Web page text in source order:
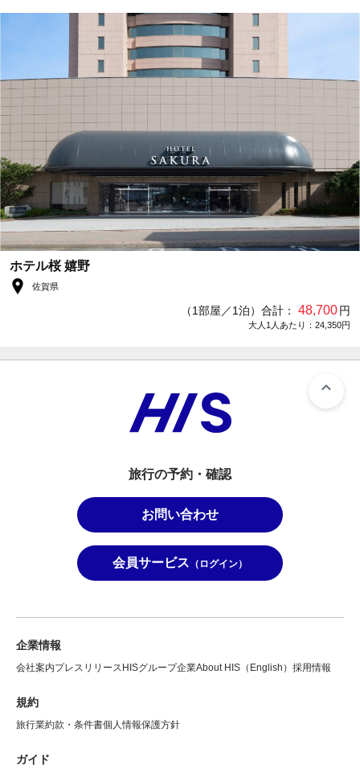
ホテル桜 嬉野
佐賀県
（1部屋／1泊）合計： 48,700円
大人1人あたり：24,350円
旅行の予約・確認
お問い合わせ
会員サービス （ログイン）
企業情報
会社案内プレスリリース HISグループ企業About HIS（English） 採用情報
規約
旅行業約款・条件書個人情報保護方針
ガイド